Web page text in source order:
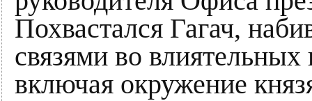
Похвастался Гагач,
связями во
включая окружение